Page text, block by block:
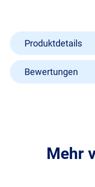
Produktdetails
Bewertungen
Mehr